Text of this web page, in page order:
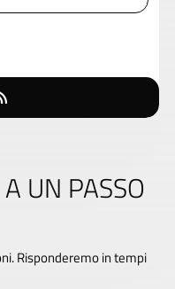
UN PASSO
Risponderemo in tempi